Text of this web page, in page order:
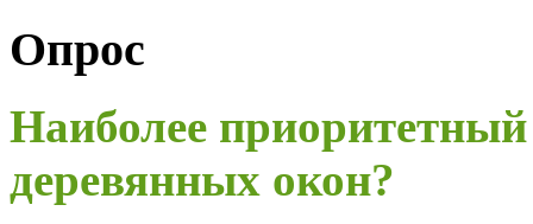
Опрос
Наиболее
деревянных окон?